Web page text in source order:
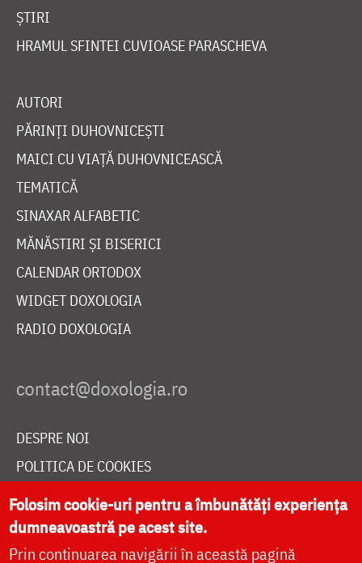
ȘTIRI
HRAMUL SFINTEI CUVIOASE PARASCHEVA
AUTORI
PĂRINȚI DUHOVNICEȘTI
MAICI CU VIAȚĂ DUHOVNICEASCĂ
TEMATICĂ
SINAXAR ALFABETIC
MĂNĂSTIRI ȘI BISERICI
CALENDAR ORTODOX
WIDGET DOXOLOGIA
RADIO DOXOLOGIA
DESPRE NOI
POLITICA DE COOKIES
DONEAZĂ ONLINE PENTRU CATEDRALA NAȚIONALĂ
LIVE
Folosim cookie-uri pentru a îmbunătăți experiența
dumneavoastră pe acest site.
Prin continuarea navigării în această pagină